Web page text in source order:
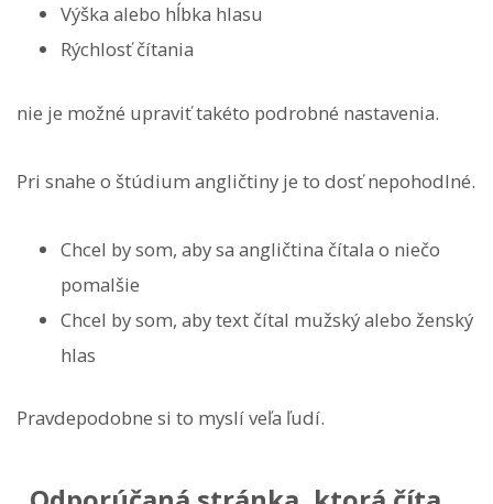
Výška alebo hĺbka hlasu
Rýchlosť čítania
nie je možné upraviť takéto podrobné nastavenia.
Pri snahe o štúdium angličtiny je to dosť nepohodlné.
Chcel by som, aby sa angličtina čítala o niečo
pomalšie
Chcel by som, aby text čítal mužský alebo ženský
hlas
Pravdepodobne si to myslí veľa ľudí.